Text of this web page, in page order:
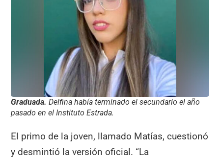
Graduada.Delfina había terminado el secundario el año
pasado en el Instituto Estrada.
El primo de la joven, llamado Matías, cuestionó
y desmintió la versión oficial. “La